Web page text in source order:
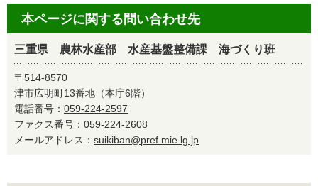
本ページに関する問い合わせ先
三重県 農林水産部 水産基盤整備課 海づくり班
〒514-8570
津市広明町13番地（本庁6階）
電話番号： 059-224-2597
ファクス番号：059-224-2608
メールアドレス： suikiban@pref.mie.lg.jp